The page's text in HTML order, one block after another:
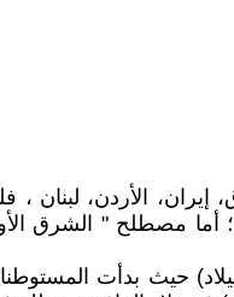
إيران، الأردن،
؛ أما مصطلح "
الاستيطان البشري في المنطقة يعود إلى العصر